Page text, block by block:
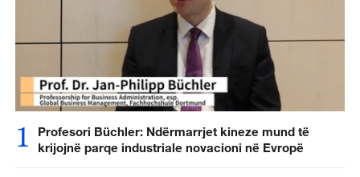
1
Profesori Büchler: Ndërmarrjet kineze mund të
krijojnë parqe industriale novacioni në Evropë